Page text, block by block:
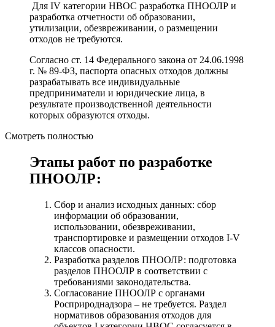
Для IV категории НВОС разработка ПНООЛР и
разработка отчетности об образовании,
утилизации, обезвреживании, о размещении
отходов не требуются.
Согласно ст. 14 Федерального закона от 24.06.1998
г. № 89-ФЗ, паспорта опасных отходов должны
разрабатывать все индивидуальные
предприниматели и юридические лица, в
результате производственной деятельности
которых образуются отходы.
Смотреть полностью
Этапы работ по разработке
ПНООЛР:
Сбор и анализ исходных данных: сбор
информации об образовании,
использовании, обезвреживании,
транспортировке и размещении отходов I-V
классов опасности.
Разработка разделов ПНООЛР: подготовка
разделов ПНООЛР в соответствии с
требованиями законодательства.
Согласование ПНООЛР с органами
Росприроднадзора – не требуется. Раздел
нормативов образования отходов для